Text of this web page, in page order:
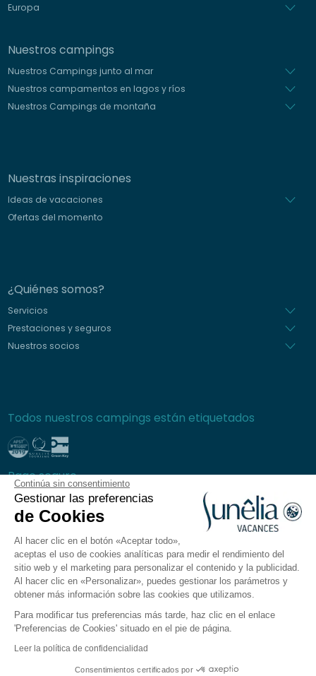
Continúa sin consentimiento
Gestionar las preferencias
de Cookies
Al hacer clic en el botón «Aceptar todo»,
aceptas el uso de cookies analíticas para medir el rendimiento del
sitio web y el marketing para personalizar el contenido y la publicidad.
Al hacer clic en «Personalizar», puedes gestionar los parámetros y
obtener más información sobre las cookies que utilizamos.
Para modificar tus preferencias más tarde, haz clic en el enlace
'Preferencias de Cookies' situado en el pie de página.
Leer la política de confidencialidad
Consentimientos certificados por
Europa
Nuestros campings
Nuestros Campings junto al mar
Nuestros campamentos en lagos y ríos
Nuestros Campings de montaña
Nuestras inspiraciones
Ideas de vacaciones
Ofertas del momento
¿Quiénes somos?
Servicios
Prestaciones y seguros
Nuestros socios
Todos nuestros campings están etiquetados
Pago seguro
Preguntas frecuentes
Condiciones generales de venta
Política de privacidad
Aviso legal
Plano del sitio
Preferencias de cookies
La aplicación Sunêlia